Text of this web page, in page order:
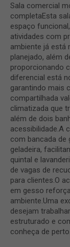
Sala comercial
completaEsta
espaço
atividades com
ambiente já está
planejado, além
proporcionando
diferencial está
garantindo mais
compartilhada
climatizada que
além de dois
acessibilidade.A
com bancada de
geladeira,
quintal e
de vagas de
para clientes.O
em gesso
ambiente.Uma
desejam
estruturado e
conheça de perto.